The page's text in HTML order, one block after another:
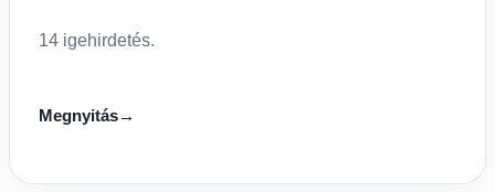
14 igehirdetés.
Megnyitás→